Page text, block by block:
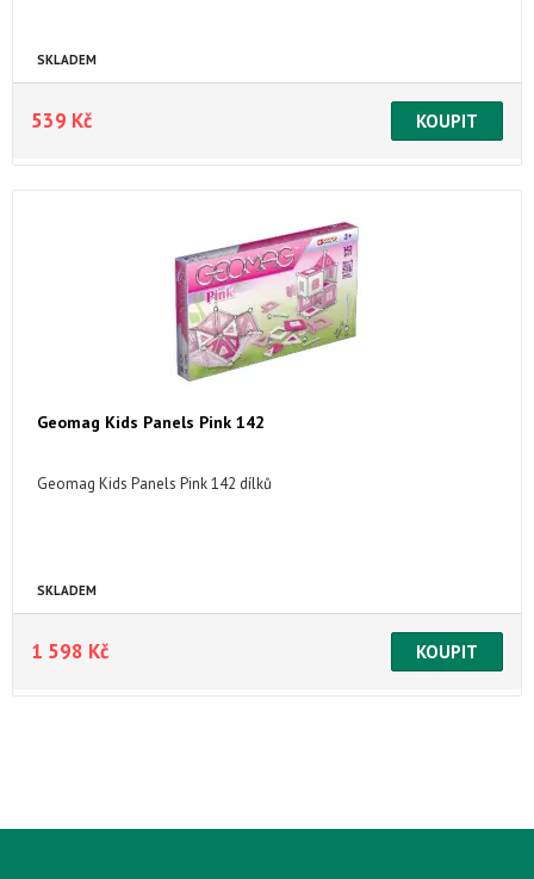
SKLADEM
539 Kč
Geomag Kids Panels Pink 142
Geomag Kids Panels Pink 142 dílků
SKLADEM
1 598 Kč